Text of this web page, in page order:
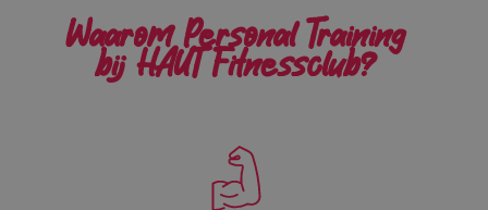
Waarom Personal Training
bij HAUT Fitnessclub?